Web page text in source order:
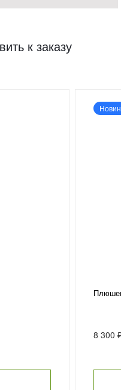
к заказу
8 300